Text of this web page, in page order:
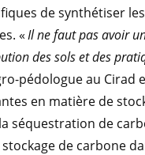
de synthétiser
«Il ne faut pas avoir
des sols et des
pédologue au
en matière de
séquestration de
de carbone